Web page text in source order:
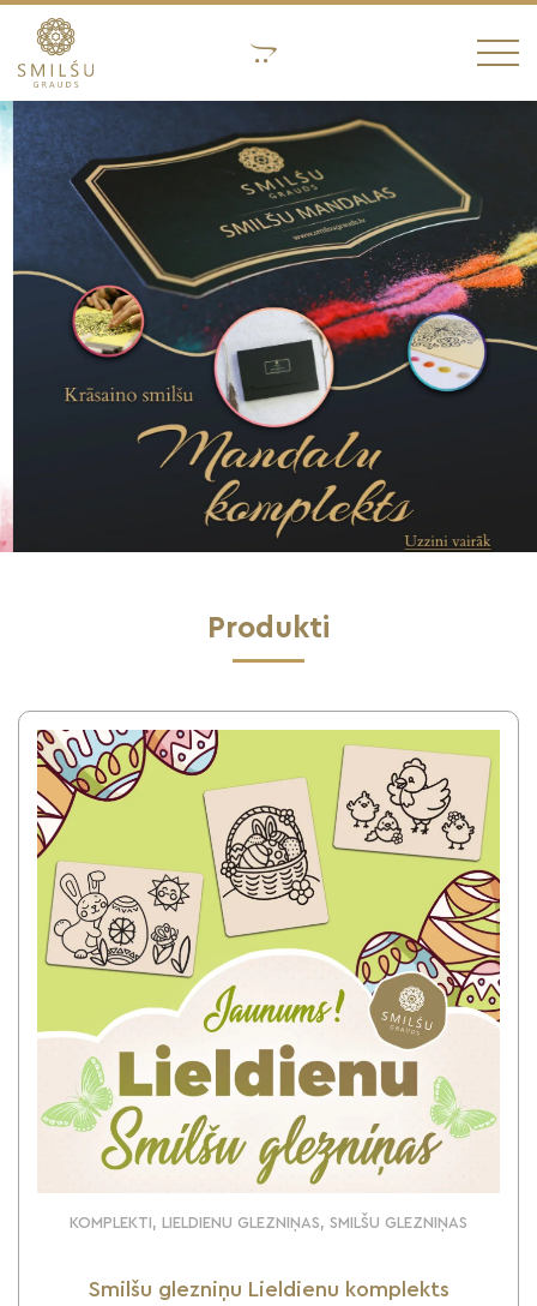
Produkti
KOMPLEKTI, LIELDIENU GLEZNIŅAS, SMILŠU GLEZNIŅAS
Smilšu glezniņu Lieldienu komplekts